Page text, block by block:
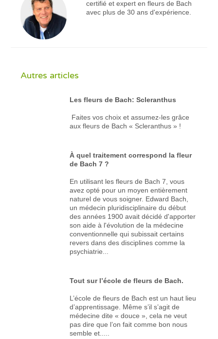
certifié et expert en fleurs de Bach
avec plus de 30 ans d'expérience.
Autres articles
Les fleurs de Bach: Scleranthus
Faites vos choix et assumez-les grâce
aux fleurs de Bach « Scleranthus » !
À quel traitement correspond la fleur
de Bach 7 ?
En utilisant les fleurs de Bach 7, vous
avez opté pour un moyen entièrement
naturel de vous soigner. Edward Bach,
un médecin pluridisciplinaire du début
des années 1900 avait décidé d'apporter
son aide à l'évolution de la médecine
conventionnelle qui subissait certains
revers dans des disciplines comme la
psychiatrie...
Tout sur l’école de fleurs de Bach.
L’école de fleurs de Bach est un haut lieu
d’apprentissage. Même s’il s’agit de
médecine dite « douce », cela ne veut
pas dire que l’on fait comme bon nous
semble et.....